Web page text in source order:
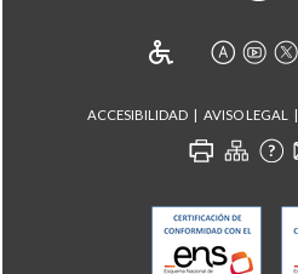
ACCESIBILIDAD AVISO LEGAL